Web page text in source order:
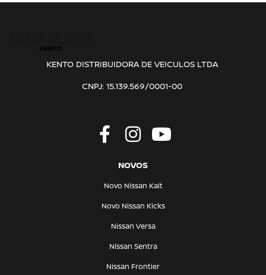
KENTO DISTRIBUIDORA DE VEICULOS LTDA
CNPJ: 15.139.569/0001-00
NOVOS
Novo Nissan Kait
Novo Nissan Kicks
Nissan Versa
Nissan Sentra
Nissan Frontier